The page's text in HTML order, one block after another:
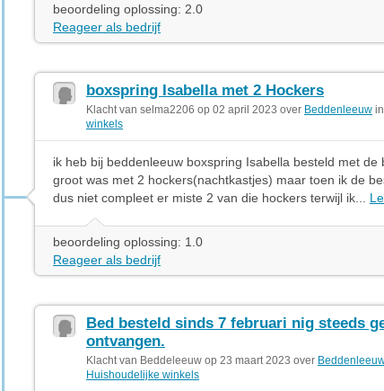
beoordeling oplossing: 2.0
Reageer als bedrijf
boxspring Isabella met 2 Hockers
Klacht van selma2206 op 02 april 2023 over Beddenleeuw
winkels
ik heb bij beddenleeuw boxspring Isabella besteld met
groot was met 2 hockers(nachtkastjes) maar toen ik de
dus niet compleet er miste 2 van die hockers terwijl ik...
beoordeling oplossing: 1.0
Reageer als bedrijf
Bed besteld sinds 7 februari nig steeds
ontvangen.
Klacht van Beddeleeuw op 23 maart 2023 over
Huishoudelijke winkels